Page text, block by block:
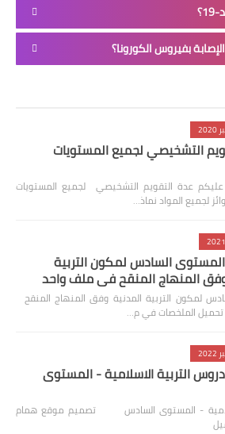
بفيروس الكورونا؟
التشخيصي لجميع المستويات
عدة التقويم التشخيصي لجميع المستويات
لجميع المواد نماذ…
السادس لمكون التربية
المنهاج المنقح في ملف واحد
لمكون التربية المدنية وفق المنهاج المنقح
الملخصات في م…
التربية الاسلامية - المستوى
- المستوى السادس تصميم موقع همام